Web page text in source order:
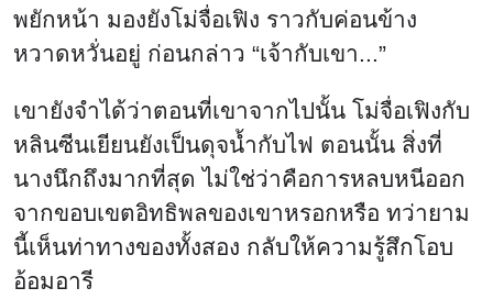
พยักหน้า มองยังโม่จื่อเฟิง ราวกับค่อนข้าง
หวาดหวั่นอยู่ ก่อนกล่าว “เจ้ากับเขา...”
เขายังจำได้ว่าตอนที่เขาจากไปนั้น โม่จื่อเฟิงกับ
หลินซีนเยียนยังเป็นดุจน้ำกับไฟ ตอนนั้น สิ่งที่
นางนึกถึงมากที่สุด ไม่ใช่ว่าคือการหลบหนีออก
จากขอบเขตอิทธิพลของเขาหรอกหรือ ทว่ายาม
นี้เห็นท่าทางของทั้งสอง กลับให้ความรู้สึกโอบ
อ้อมอารี